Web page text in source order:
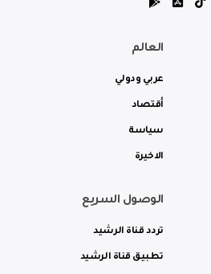
العالم
عربي ودولي
أقتصاد
سياسة
الاخيرة
الوصول السريع
تردد قناة الرشيد
تطبيق قناة الرشيد